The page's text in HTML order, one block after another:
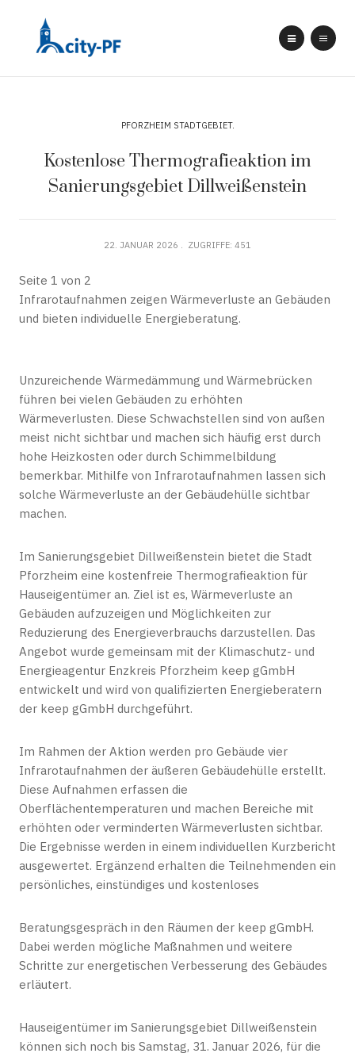
PFORZHEIM STADTGEBIET
Kostenlose Thermografieaktion im
Sanierungsgebiet Dillweißenstein
22. JANUAR 2026 ZUGRIFFE: 451
Seite 1 von 2
Infrarotaufnahmen zeigen Wärmeverluste an Gebäuden
und bieten individuelle Energieberatung.
Unzureichende Wärmedämmung und Wärmebrücken
führen bei vielen Gebäuden zu erhöhten
Wärmeverlusten. Diese Schwachstellen sind von außen
meist nicht sichtbar und machen sich häufig erst durch
hohe Heizkosten oder durch Schimmelbildung
bemerkbar. Mithilfe von Infrarotaufnahmen lassen sich
solche Wärmeverluste an der Gebäudehülle sichtbar
machen.
Im Sanierungsgebiet Dillweißenstein bietet die Stadt
Pforzheim eine kostenfreie Thermografieaktion für
Hauseigentümer an. Ziel ist es, Wärmeverluste an
Gebäuden aufzuzeigen und Möglichkeiten zur
Reduzierung des Energieverbrauchs darzustellen. Das
Angebot wurde gemeinsam mit der Klimaschutz- und
Energieagentur Enzkreis Pforzheim keep gGmbH
entwickelt und wird von qualifizierten Energieberatern
der keep gGmbH durchgeführt.
Im Rahmen der Aktion werden pro Gebäude vier
Infrarotaufnahmen der äußeren Gebäudehülle erstellt.
Diese Aufnahmen erfassen die
Oberflächentemperaturen und machen Bereiche mit
erhöhten oder verminderten Wärmeverlusten sichtbar.
Die Ergebnisse werden in einem individuellen Kurzbericht
ausgewertet. Ergänzend erhalten die Teilnehmenden ein
persönliches, einstündiges und kostenloses
Beratungsgespräch in den Räumen der keep gGmbH.
Dabei werden mögliche Maßnahmen und weitere
Schritte zur energetischen Verbesserung des Gebäudes
erläutert.
Hauseigentümer im Sanierungsgebiet Dillweißenstein
können sich noch bis Samstag, 31. Januar 2026, für die